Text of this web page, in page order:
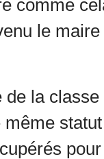
comme
le
la
même